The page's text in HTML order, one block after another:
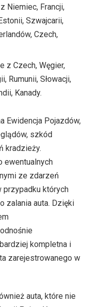
Niemiec, Francji,
Szwajcarii,
Czech,
z Czech, Węgier,
Rumunii, Słowacji,
Kanady.
Ewidencja Pojazdów,
szkód
kradzieży.
ewentualnych
ze zdarzeń
przypadku których
zalania auta. Dzięki
kompletna i
zarejestrowanego w
auta, które nie